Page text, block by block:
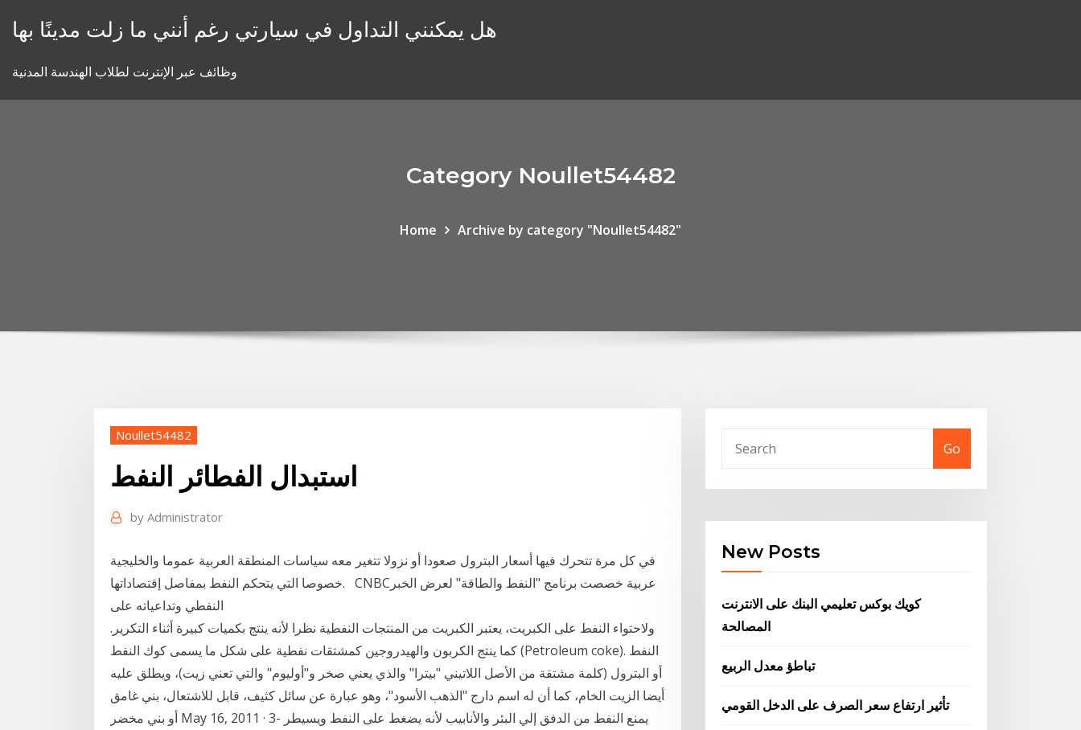
هل يمكنني التداول في سيارتي رغم أنني ما زلت مدينًا بها
وظائف عبر الإنترنت لطلاب الهندسة المدنية
Category Noullet54482
Home Archive by category "Noullet54482"
Noullet54482
استبدال الفطائر النفط
by Administrator
في كل مرة تتحرك فيها أسعار البترول صعودا أو نزولا تتغير معه سياسات المنطقة العربية عموما والخليجية
خصوصا التي يتحكم النفط بمفاصل إقتصاداتها. CNBCعربية خصصت برنامج "النفط والطاقة" لعرض الخبر
النفطي وتداعياته على
ولاحتواء النفط على الكبريت، يعتبر الكبريت من المنتجات النفطية نظرا لأنه ينتج بكميات كبيرة أثناء التكرير.
كما ينتج الكربون والهيدروجين كمشتقات نفطية على شكل ما يسمى كوك النفط (Petroleum coke). النفط
أو البترول (كلمة مشتقة من الأصل اللاتيني "بيترا" والذي يعني صخر و"أوليوم" والتي تعني زيت)، ويطلق عليه
أيضا الزيت الخام، كما أن له اسم دارج "الذهب الأسود"، وهو عبارة عن سائل كثيف، قابل للاشتعال، بني غامق
أو بني مخضر May 16, 2011 · 3- يمنع النفط من الدفق إلي البئر والأنابيب لأنه يضغط على النفط ويسيطر
Go
New Posts
كويك بوكس ​​تعليمي البنك على الانترنت
المصالحة
تباطؤ معدل الربيع
تأثير ارتفاع سعر الصرف على الدخل القومي